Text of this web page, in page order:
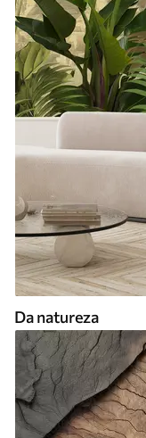
Da natureza